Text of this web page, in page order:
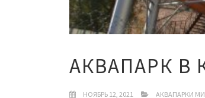
АКВАПАРК В
НОЯБРЬ 12, 2021 АКВАПАРКИ